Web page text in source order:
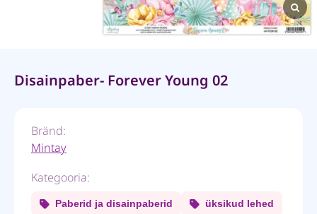
Disainpaber- Forever Young 02
Bränd:
Mintay
Kategooria:
Paberid ja disainpaberid üksikud lehed